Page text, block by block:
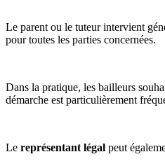
Le parent ou le tuteur intervient
pour toutes les parties concernées.
Dans la pratique, les bailleurs
démarche est particulièrement
Le représentant légal peut